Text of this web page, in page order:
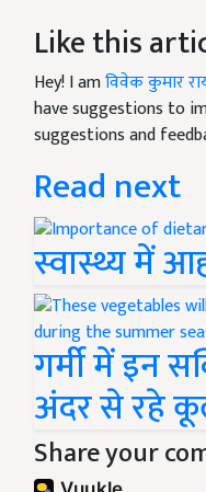
Like this
Hey! I amविवेक कुमार
have suggestions to
suggestions and
Read next
स्वास्थ्य में
गर्मी में इन
अंदर से रहे
Share your